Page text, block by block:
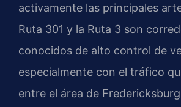
activamente las principales
Ruta 301 y la Ruta 3 son
conocidos de alto control de
especialmente con el tráfico
entre el área de